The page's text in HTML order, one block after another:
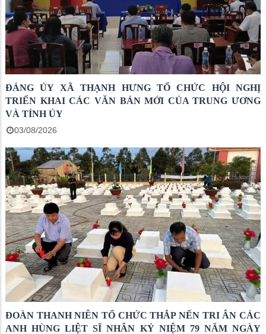
ĐẢNG ỦY XÃ THẠNH HƯNG TỔ CHỨC HỘI NGHỊ
TRIỂN KHAI CÁC VĂN BẢN MỚI CỦA TRUNG ƯƠNG
VÀ TỈNH ỦY
03/08/2026
ĐOÀN THANH NIÊN TỔ CHỨC THẮP NẾN TRI ÂN CÁC
ANH HÙNG LIỆT SĨ NHÂN KỶ NIỆM 79 NĂM NGÀY